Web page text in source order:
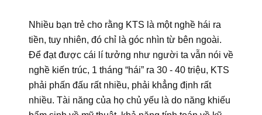
Nhiều bạn trẻ cho rằng KTS là một nghề hái ra
tiền, tuy nhiên, đó chỉ là góc nhìn từ bên ngoài.
Để đạt được cái lí tưởng như người ta vẫn nói về
nghề kiến trúc, 1 tháng “hái” ra 30 - 40 triệu, KTS
phải phấn đấu rất nhiều, phải khẳng định rất
nhiều. Tài năng của họ chủ yếu là do năng khiếu